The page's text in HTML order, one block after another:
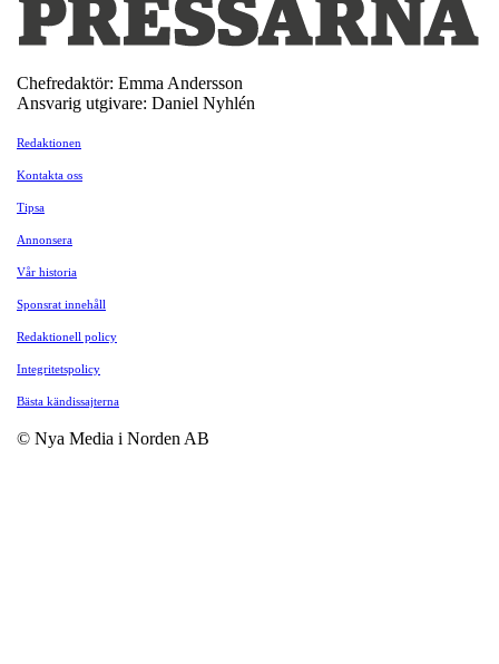
Chefredaktör: Emma Andersson
Ansvarig utgivare: Daniel Nyhlén
Redaktionen
Kontakta oss
Tipsa
Annonsera
Vår historia
Sponsrat innehåll
Redaktionell policy
Integritetspolicy
Bästa kändissajterna
© Nya Media i Norden AB